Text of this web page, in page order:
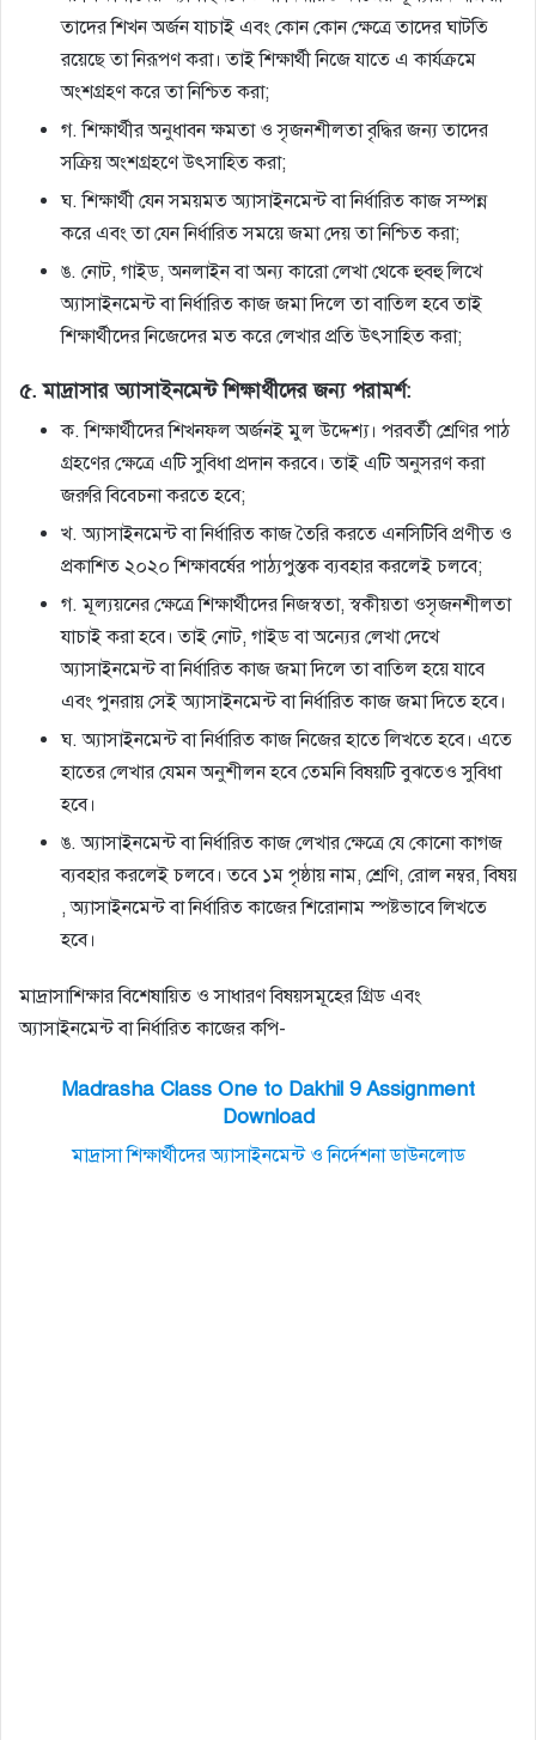
তাদের শিখন অর্জন যাচাই এবং কোন কোন ক্ষেত্রে তাদের ঘাটতি
রয়েছে তা নিরূপণ করা। তাই শিক্ষার্থী নিজে যাতে এ কার্যক্রমে
অংশগ্রহণ করে তা নিশ্চিত করা;
গ. শিক্ষার্থীর অনুধাবন ক্ষমতা ও সৃজনশীলতা বৃদ্ধির জন্য তাদের
সক্রিয় অংশগ্রহণে উৎসাহিত করা;
ঘ. শিক্ষার্থী যেন সময়মত অ্যাসাইনমেন্ট বা নির্ধারিত কাজ সম্পন্ন
করে এবং তা যেন নির্ধারিত সময়ে জমা দেয় তা নিশ্চিত করা;
ঙ. নােট, গাইড, অনলাইন বা অন্য কারাে লেখা থেকে হুবহু লিখে
অ্যাসাইনমেন্ট বা নির্ধারিত কাজ জমা দিলে তা বাতিল হবে তাই
শিক্ষার্থীদের নিজেদের মত করে লেখার প্রতি উৎসাহিত করা;
৫. মাদ্রাসার অ্যাসাইনমেন্ট শিক্ষার্থীদের জন্য পরামর্শ:
ক. শিক্ষার্থীদের শিখনফল অর্জনই মুল উদ্দেশ্য। পরবর্তী শ্রেণির পাঠ
গ্রহণের ক্ষেত্রে এটি সুবিধা প্রদান করবে। তাই এটি অনুসরণ করা
জরুরি বিবেচনা করতে হবে;
খ. অ্যাসাইনমেন্ট বা নির্ধারিত কাজ তৈরি করতে এনসিটিবি প্রণীত ও
প্রকাশিত ২০২০ শিক্ষাবর্ষের পাঠ্যপুস্তক ব্যবহার করলেই চলবে;
গ. মূল্যয়নের ক্ষেত্রে শিক্ষার্থীদের নিজস্বতা, স্বকীয়তা ওসৃজনশীলতা
যাচাই করা হবে। তাই নােট, গাইড বা অন্যের লেখা দেখে
অ্যাসাইনমেন্ট বা নির্ধারিত কাজ জমা দিলে তা বাতিল হয়ে যাবে
এবং পুনরায় সেই অ্যাসাইনমেন্ট বা নির্ধারিত কাজ জমা দিতে হবে।
ঘ. অ্যাসাইনমেন্ট বা নির্ধারিত কাজ নিজের হাতে লিখতে হবে। এতে
হাতের লেখার যেমন অনুশীলন হবে তেমনি বিষয়টি বুঝতেও সুবিধা
হবে।
ঙ. অ্যাসাইনমেন্ট বা নির্ধারিত কাজ লেখার ক্ষেত্রে যে কোনাে কাগজ
ব্যবহার করলেই চলবে। তবে ১ম পৃষ্ঠায় নাম, শ্রেণি, রােল নম্বর, বিষয়
, অ্যাসাইনমেন্ট বা নির্ধারিত কাজের শিরােনাম স্পষ্টভাবে লিখতে
হবে।
মাদ্রাসাশিক্ষার বিশেষায়িত ও সাধারণ বিষয়সমূহের গ্রিড এবং
অ্যাসাইনমেন্ট বা নির্ধারিত কাজের কপি-
Madrasha Class One to Dakhil 9 Assignment
Download
মাদ্রাসা শিক্ষার্থীদের অ্যাসাইনমেন্ট ও নির্দেশনা ডাউনলোড